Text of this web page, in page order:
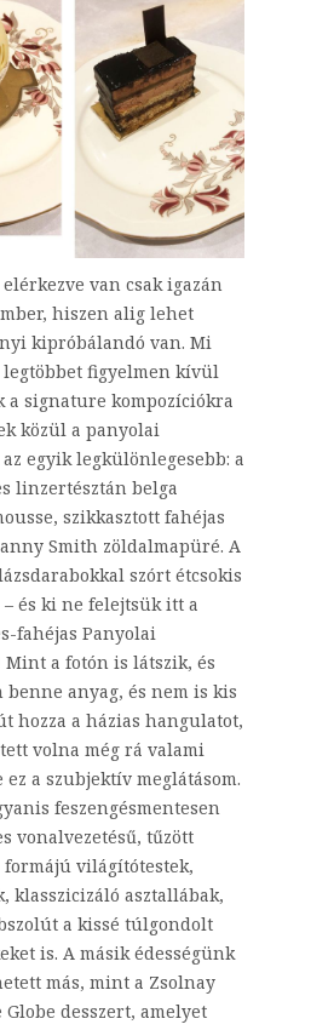
van csak igazán
hiszen alig lehet
kipróbálandó van. Mi
figyelmen kívül
a signature kompozíciókra
közül a panyolai
egyik legkülönlegesebb: a
linzertésztán belga
szikkasztott fahéjas
Smith zöldalmapüré. A
szórt étcsokis
és ki ne felejtsük itt a
fahéjas Panyolai
a fotón is látszik, és
benne anyag, és nem is kis
hozza a házias hangulatot,
volna még rá valami
ez a szubjektív meglátásom.
feszengésmentesen
vonalvezetésű, tűzött
formájú világítótestek,
klasszicizáló asztallábak,
a kissé túlgondolt
is. A másik édességünk
más, mint a Zsolnay
desszert, amelyet